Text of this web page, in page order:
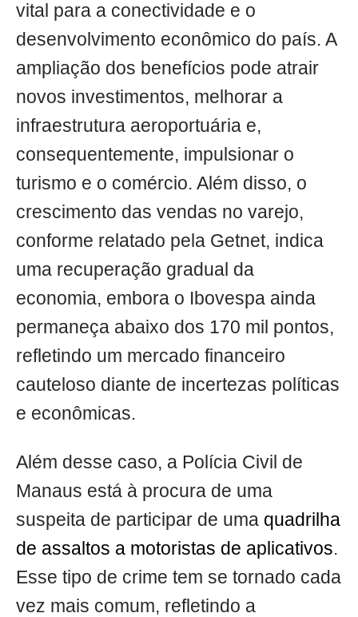
vital para a conectividade e o
desenvolvimento econômico do país. A
ampliação dos benefícios pode atrair
novos investimentos, melhorar a
infraestrutura aeroportuária e,
consequentemente, impulsionar o
turismo e o comércio. Além disso, o
crescimento das vendas no varejo,
conforme relatado pela Getnet, indica
uma recuperação gradual da
economia, embora o Ibovespa ainda
permaneça abaixo dos 170 mil pontos,
refletindo um mercado financeiro
cauteloso diante de incertezas políticas
e econômicas.
Além desse caso, a Polícia Civil de
Manaus está à procura de uma
suspeita de participar de uma quadrilha
de assaltos a motoristas de aplicativos.
Esse tipo de crime tem se tornado cada
vez mais comum, refletindo a